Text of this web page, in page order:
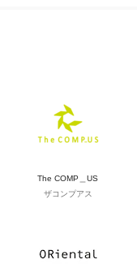
The COMP＿US
ザコンプアス